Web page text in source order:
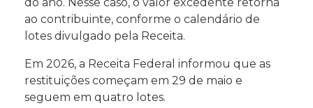
ao contribuinte, conforme o calendário de
lotes divulgado pela Receita.
Em 2026, a Receita Federal informou que as
restituições começam em 29 de maio e
seguem em quatro lotes.